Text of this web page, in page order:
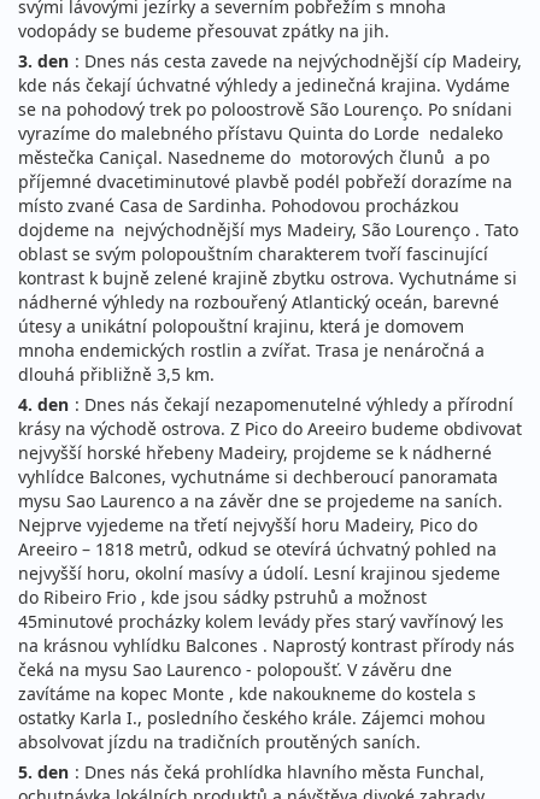
svými lávovými jezírky a severním pobřežím s mnoha
vodopády se budeme přesouvat zpátky na jih.
3. den : Dnes nás cesta zavede na nejvýchodnější cíp Madeiry,
kde nás čekají úchvatné výhledy a jedinečná krajina. Vydáme
se na pohodový trek po poloostrově São Lourenço. Po snídani
vyrazíme do malebného přístavu Quinta do Lorde nedaleko
městečka Caniçal. Nasedneme do motorových člunů a po
příjemné dvacetiminutové plavbě podél pobřeží dorazíme na
místo zvané Casa de Sardinha. Pohodovou procházkou
dojdeme na nejvýchodnější mys Madeiry, São Lourenço . Tato
oblast se svým polopouštním charakterem tvoří fascinující
kontrast k bujně zelené krajině zbytku ostrova. Vychutnáme si
nádherné výhledy na rozbouřený Atlantický oceán, barevné
útesy a unikátní polopouštní krajinu, která je domovem
mnoha endemických rostlin a zvířat. Trasa je nenáročná a
dlouhá přibližně 3,5 km.
4. den : Dnes nás čekají nezapomenutelné výhledy a přírodní
krásy na východě ostrova. Z Pico do Areeiro budeme obdivovat
nejvyšší horské hřebeny Madeiry, projdeme se k nádherné
vyhlídce Balcones, vychutnáme si dechberoucí panoramata
mysu Sao Laurenco a na závěr dne se projedeme na saních.
Nejprve vyjedeme na třetí nejvyšší horu Madeiry, Pico do
Areeiro – 1818 metrů, odkud se otevírá úchvatný pohled na
nejvyšší horu, okolní masívy a údolí. Lesní krajinou sjedeme
do Ribeiro Frio , kde jsou sádky pstruhů a možnost
45minutové procházky kolem levády přes starý vavřínový les
na krásnou vyhlídku Balcones . Naprostý kontrast přírody nás
čeká na mysu Sao Laurenco - polopoušť. V závěru dne
zavítáme na kopec Monte , kde nakoukneme do kostela s
ostatky Karla I., posledního českého krále. Zájemci mohou
absolvovat jízdu na tradičních proutěných saních.
5. den : Dnes nás čeká prohlídka hlavního města Funchal,